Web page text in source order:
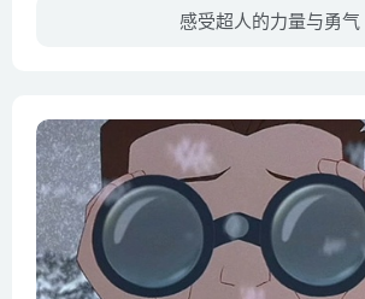
感受超人的力量与勇气